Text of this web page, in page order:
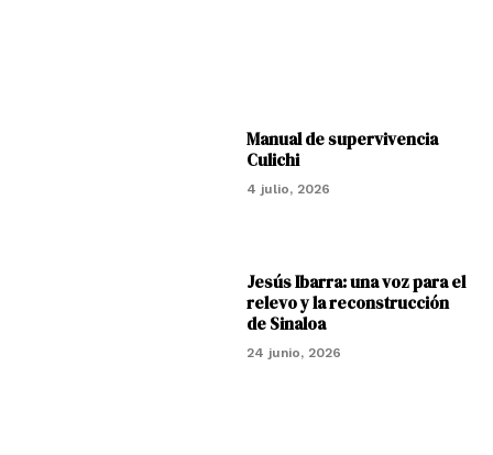
Manual de supervivencia
Culichi
4 julio, 2026
Jesús Ibarra: una voz para el
relevo y la reconstrucción
de Sinaloa
24 junio, 2026